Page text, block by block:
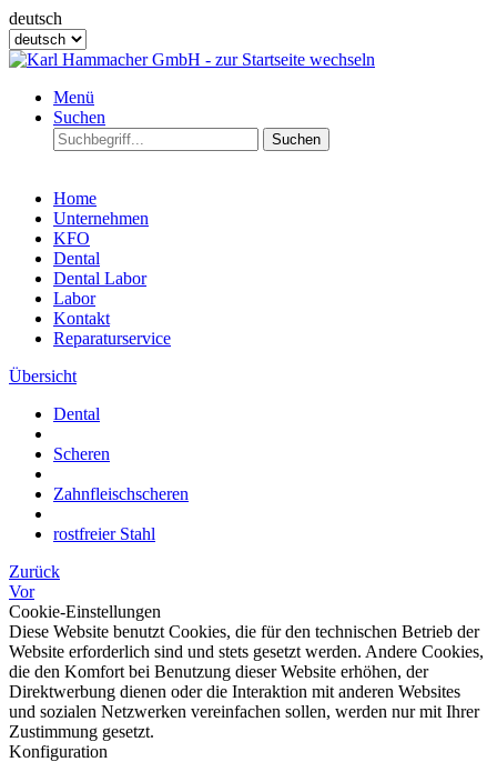
deutsch
Menü
Suchen
Suchen
Home
Unternehmen
KFO
Dental
Dental Labor
Labor
Kontakt
Reparaturservice
Übersicht
Dental
Scheren
Zahnfleischscheren
rostfreier Stahl
Zurück
Vor
Cookie-Einstellungen
Diese Website benutzt Cookies, die für den technischen Betrieb der
Website erforderlich sind und stets gesetzt werden. Andere Cookies,
die den Komfort bei Benutzung dieser Website erhöhen, der
Direktwerbung dienen oder die Interaktion mit anderen Websites
und sozialen Netzwerken vereinfachen sollen, werden nur mit Ihrer
Zustimmung gesetzt.
Konfiguration